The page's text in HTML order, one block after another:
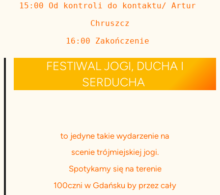
15:00 Od kontroli do kontaktu/ Artur
Chruszcz
16:00 Zakończenie
FESTIWAL JOGI, DUCHA I
SERDUCHA
to jedyne takie wydarzenie na
scenie trójmiejskiej jogi.
Spotykamy się na terenie
100czni w Gdańsku by przez cały